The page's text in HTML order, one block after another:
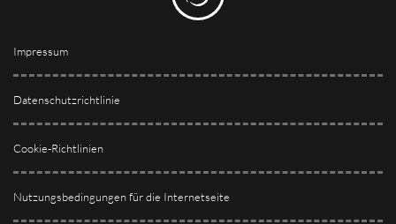
Impressum
Datenschutzrichtlinie
Cookie-Richtlinien
Nutzungsbedingungen für die Internetseite